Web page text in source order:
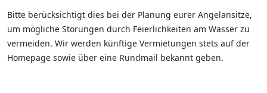
Bitte berücksichtigt dies bei der Planung eurer Angelansitze,
um mögliche Störungen durch Feierlichkeiten am Wasser zu
vermeiden. Wir werden künftige Vermietungen stets auf der
Homepage sowie über eine Rundmail bekannt geben.